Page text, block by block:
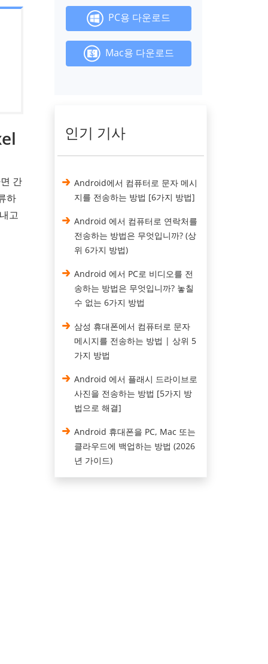
간
하
고
PC용 다운로드
Mac용 다운로드
인기 기사
Android에서 컴퓨터로 문자 메시
지를 전송하는 방법 [6가지 방법]
Android 에서 컴퓨터로 연락처를
전송하는 방법은 무엇입니까? (상
위 6가지 방법)
Android 에서 PC로 비디오를 전
송하는 방법은 무엇입니까? 놓칠
수 없는 6가지 방법
삼성 휴대폰에서 컴퓨터로 문자
메시지를 전송하는 방법 | 상위 5
가지 방법
Android 에서 플래시 드라이브로
사진을 전송하는 방법 [5가지 방
법으로 해결]
Android 휴대폰을 PC, Mac 또는
클라우드에 백업하는 방법 (2026
년 가이드)